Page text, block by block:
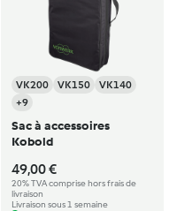
VK200 VK150
VK140
+9
Sac à accessoires
Kobold
49,00 €
20% TVA comprise hors frais de
livraison
Livraison sous 1 semaine